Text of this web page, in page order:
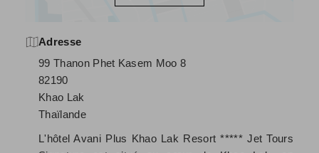
Adresse
99 Thanon Phet Kasem Moo 8
82190
Khao Lak
Thaïlande
L'hôtel Avani Plus Khao Lak Resort ***** Jet Tours